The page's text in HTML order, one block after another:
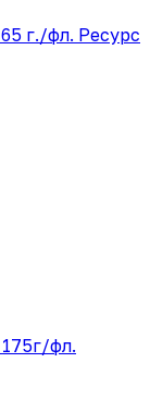
г./фл. Ресурс
фл.